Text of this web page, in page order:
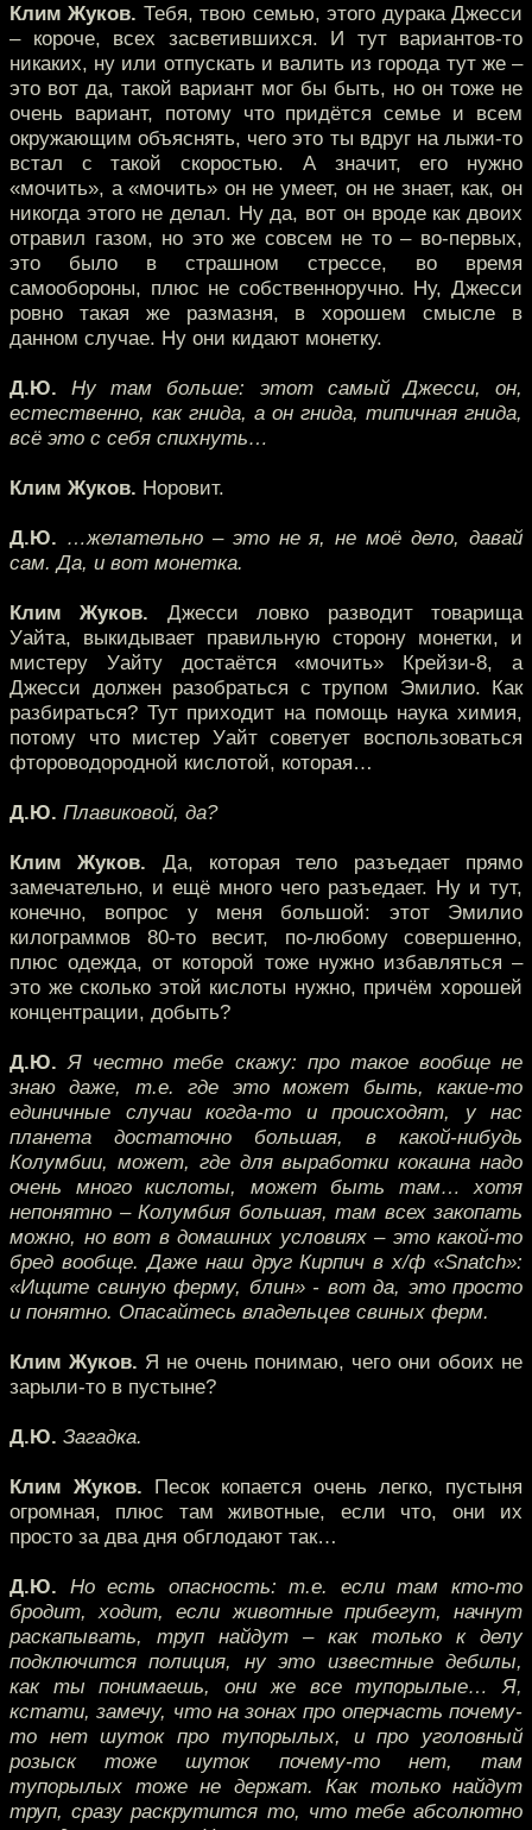
Клим Жуков. Тебя, твою семью, этого дурака Джесси
– короче, всех засветившихся. И тут вариантов-то
никаких, ну или отпускать и валить из города тут же –
это вот да, такой вариант мог бы быть, но он тоже не
очень вариант, потому что придётся семье и всем
окружающим объяснять, чего это ты вдруг на лыжи-то
встал с такой скоростью. А значит, его нужно
«мочить», а «мочить» он не умеет, он не знает, как, он
никогда этого не делал. Ну да, вот он вроде как двоих
отравил газом, но это же совсем не то – во-первых,
это было в страшном стрессе, во время
самообороны, плюс не собственноручно. Ну, Джесси
ровно такая же размазня, в хорошем смысле в
данном случае. Ну они кидают монетку.
Д.Ю. Ну там больше: этот самый Джесси, он,
естественно, как гнида, а он гнида, типичная гнида,
всё это с себя спихнуть…
Клим Жуков. Норовит.
Д.Ю. …желательно – это не я, не моё дело, давай
сам. Да, и вот монетка.
Клим Жуков. Джесси ловко разводит товарища
Уайта, выкидывает правильную сторону монетки, и
мистеру Уайту достаётся «мочить» Крейзи-8, а
Джесси должен разобраться с трупом Эмилио. Как
разбираться? Тут приходит на помощь наука химия,
потому что мистер Уайт советует воспользоваться
фтороводородной кислотой, которая…
Д.Ю. Плавиковой, да?
Клим Жуков. Да, которая тело разъедает прямо
замечательно, и ещё много чего разъедает. Ну и тут,
конечно, вопрос у меня большой: этот Эмилио
килограммов 80-то весит, по-любому совершенно,
плюс одежда, от которой тоже нужно избавляться –
это же сколько этой кислоты нужно, причём хорошей
концентрации, добыть?
Д.Ю. Я честно тебе скажу: про такое вообще не
знаю даже, т.е. где это может быть, какие-то
единичные случаи когда-то и происходят, у нас
планета достаточно большая, в какой-нибудь
Колумбии, может, где для выработки кокаина надо
очень много кислоты, может быть там… хотя
непонятно – Колумбия большая, там всех закопать
можно, но вот в домашних условиях – это какой-то
бред вообще. Даже наш друг Кирпич в х/ф «Snatch»:
«Ищите свиную ферму, блин» - вот да, это просто
и понятно. Опасайтесь владельцев свиных ферм.
Клим Жуков. Я не очень понимаю, чего они обоих не
зарыли-то в пустыне?
Д.Ю. Загадка.
Клим Жуков. Песок копается очень легко, пустыня
огромная, плюс там животные, если что, они их
просто за два дня обглодают так…
Д.Ю. Но есть опасность: т.е. если там кто-то
бродит, ходит, если животные прибегут, начнут
раскапывать, труп найдут – как только к делу
подключится полиция, ну это известные дебилы,
как ты понимаешь, они же все тупорылые… Я,
кстати, замечу, что на зонах про оперчасть почему-
то нет шуток про тупорылых, и про уголовный
розыск тоже шуток почему-то нет, там
тупорылых тоже не держат. Как только найдут
труп, сразу раскрутится то, что тебе абсолютно